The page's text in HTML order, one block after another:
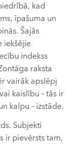
kad
īpašuma un
Šajās
iekšējie
indekss
raksta
vairāk apslēpj
kaislību – tās ir
kalpu – izstāde.
Subjekti
ir pievērsts tam,